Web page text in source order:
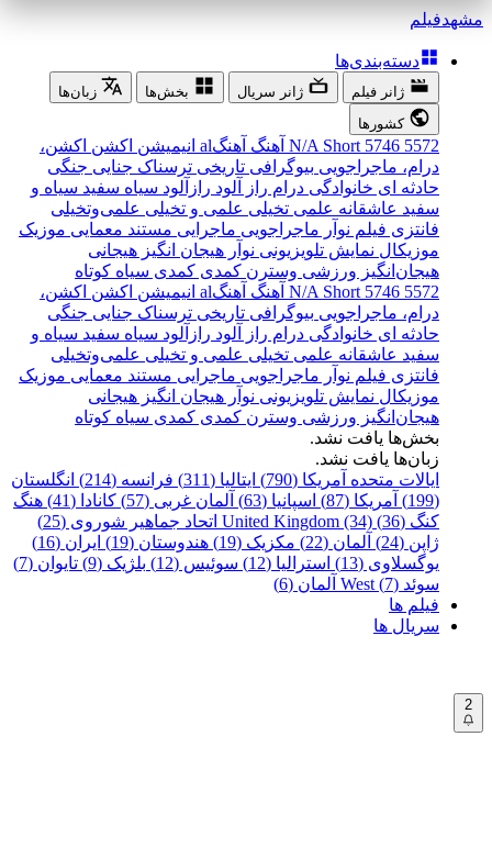
مشهدفیلم
دسته‌بندی‌ها
ژانر فیلم ژانر سریال بخش‌ها
زبان‌ها
کشورها
5572
5746
N/A Short آهنگ آهنگal انیمیشن اکشن اکشن،
درام، ماجراجویی بیوگرافی تاریخی ترسناک جنایی جنگی
حادثه ای خانوادگی درام راز آلود رازآلود سیاه سفید سیاه و
سفید عاشقانه علمی تخیلی علمی و تخیلی علمی‌و‌تخیلی
فانتزی فیلم نوآر ماجراجویی ماجرایی مستند معمایی موزیک
موزیکال نمایش تلویزیونی نوآر هیجان انگیز هیجانی
هیجان‌انگیز ورزشی وسترن کمدی کمدی سیاه کوتاه
5572
5746
N/A Short آهنگ آهنگal انیمیشن اکشن اکشن،
درام، ماجراجویی بیوگرافی تاریخی ترسناک جنایی جنگی
حادثه ای خانوادگی درام راز آلود رازآلود سیاه سفید سیاه و
سفید عاشقانه علمی تخیلی علمی و تخیلی علمی‌و‌تخیلی
فانتزی فیلم نوآر ماجراجویی ماجرایی مستند معمایی موزیک
موزیکال نمایش تلویزیونی نوآر هیجان انگیز هیجانی
هیجان‌انگیز ورزشی وسترن کمدی کمدی سیاه کوتاه
بخش‌ها یافت نشد.
زبان‌ها یافت نشد.
ایالات متحده آمریکا (790)
ایتالیا (311) فرانسه (214)
انگلستان
(199)
آمریکا (87) اسپانیا (63) آلمان غربی (57) کانادا (41)
هنگ
کنگ (36)
United Kingdom (34) اتحاد جماهیر شوروی (25)
ژاپن (24)
آلمان (22) مکزیک (19) هندوستان (19)
ایران (16)
یوگسلاوی (13)
استرالیا (12) سوئیس (12) بلژیک (9)
تایوان (7)
سوئد (7)
West آلمان (6)
فیلم ها
سریال ها
2